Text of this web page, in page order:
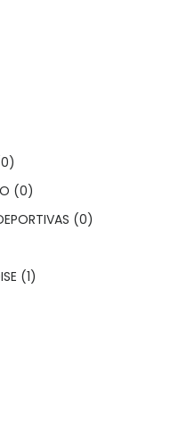
(0)
(0)
(1)